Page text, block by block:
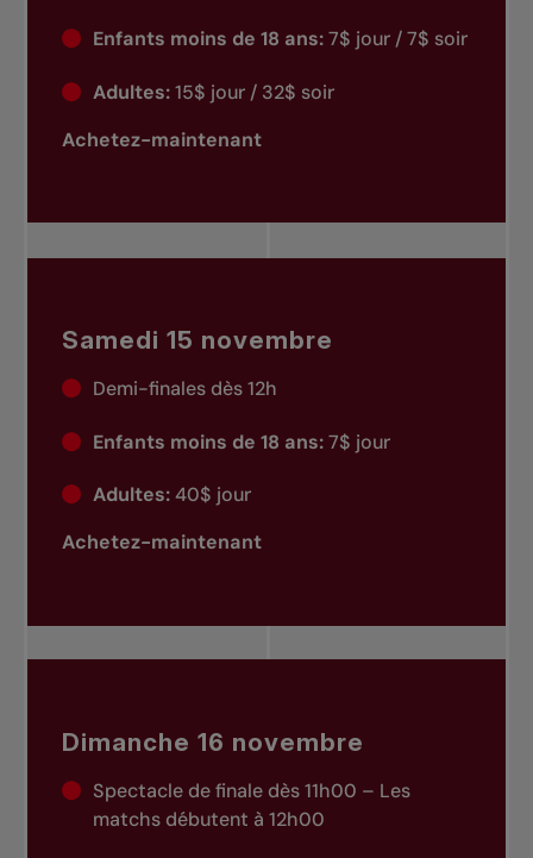
Enfants moins de 18 ans:7$ jour / 7$ soir
Adultes:15$ jour / 32$ soir
Achetez-maintenant
Samedi 15 novembre
Demi-finales dès 12h
Enfants moins de 18 ans:7$ jour
Adultes:40$ jour
Achetez-maintenant
Dimanche 16 novembre
Spectacle de finale dès 11h00 – Les
matchs débutent à 12h00